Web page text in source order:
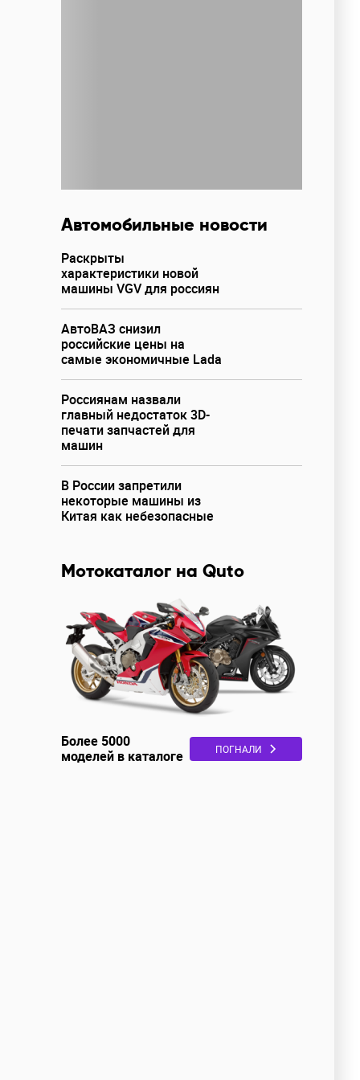
Автомобильные новости
Раскрыты
характеристики новой
машины VGV для россиян
АвтоВАЗ снизил
российские цены на
самые экономичные Lada
Россиянам назвали
главный недостаток 3D-
печати запчастей для
машин
В России запретили
некоторые машины из
Китая как небезопасные
Мотокаталог на Quto
Более 5000
моделей в каталоге
ПОГНАЛИ